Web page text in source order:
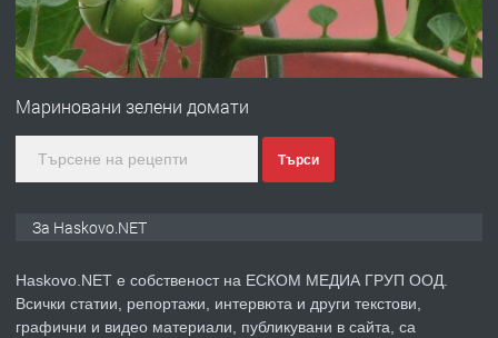
преди 5 дни
ПРЕДЛАГА
ПРОСТОРЕН ТРИСТАЕН
КУБА
асфалт 0889 537 426
Мариновани зелени домати
Търси
За Haskovo.NET
Haskovo.NET е собственост на ЕСКОМ МЕДИА ГРУП ООД.
Всички статии, репортажи, интервюта и други текстови,
графични и видео материали, публикувани в сайта, са